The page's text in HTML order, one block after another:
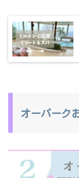
オーパーク